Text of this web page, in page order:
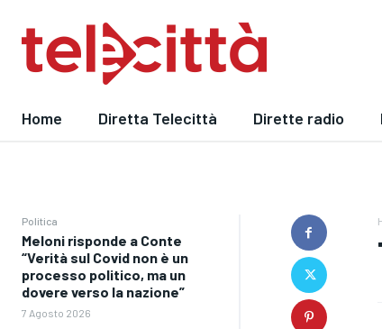
Home Diretta Telecittà Dirette radio
Politica
Meloni risponde a Conte
“Verità sul Covid non è un
processo politico, ma un
dovere verso la nazione”
7 Agosto 2026